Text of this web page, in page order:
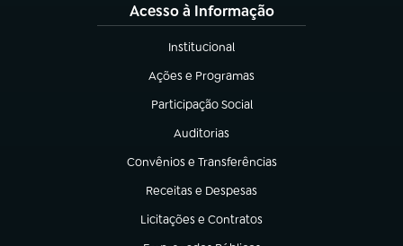
Acesso à Informação
Institucional
(abre em nova aba)
Ações e Programas
(abre em nova aba)
Participação Social
(abre em nova aba)
Auditorias
(abre em nova aba)
Convênios e Transferências
(abre em nova aba)
Receitas e Despesas
(abre em nova aba)
Licitações e Contratos
(abre em nova aba)